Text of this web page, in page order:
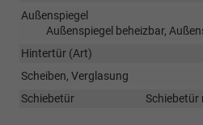
Außenspiegel
Außenspiegel beheizbar,
Hintertür (Art)
Scheiben, Verglasung
Schiebetür
Schiebetür